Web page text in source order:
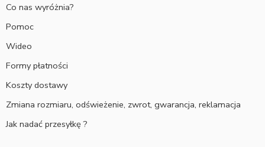
Co nas wyróżnia?
Pomoc
Wideo
Formy płatności
Koszty dostawy
Zmiana rozmiaru, odświeżenie, zwrot, gwarancja, reklamacja
Jak nadać przesyłkę ?